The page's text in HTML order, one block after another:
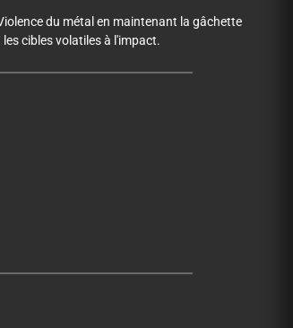
du métal en maintenant la gâchette
cibles volatiles à l'impact.